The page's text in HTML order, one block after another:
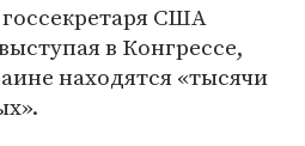
США
в Конгрессе,
находятся «тысячи